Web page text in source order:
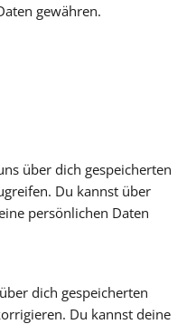
gewähren.
über dich gespeicherten
Du kannst über
persönlichen Daten
dich gespeicherten
Du kannst deine